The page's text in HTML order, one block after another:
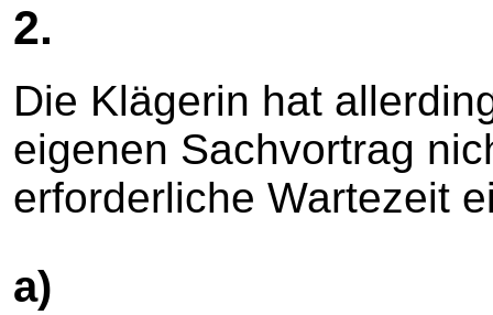
2.
Die Klägerin hat
eigenen Sachvortrag
erforderliche Wartezeit
a)